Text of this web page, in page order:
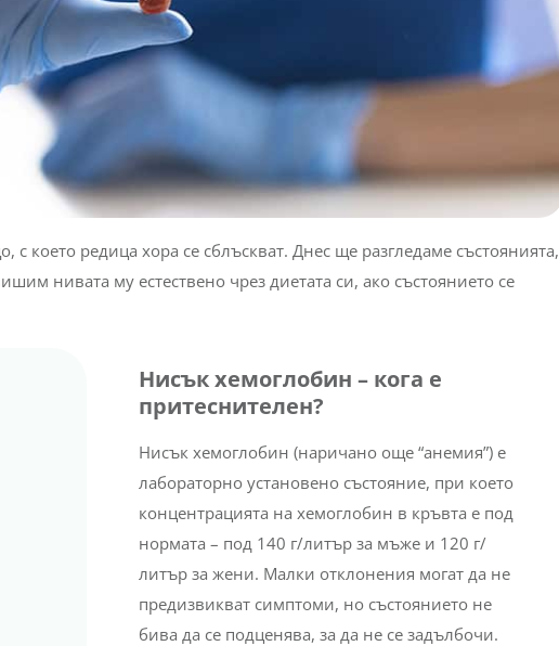
което редица хора се сблъскват. Днес ще разгледаме състоянията,
нивата му естествено чрез диетата си, ако състоянието се
Нисък хемоглобин – кога е
притеснителен?
Нисък хемоглобин (наричано още “анемия”) е
лабораторно установено състояние, при което
концентрацията на хемоглобин в кръвта е под
нормата – под 140 г/литър за мъже и 120 г/
литър за жени. Малки отклонения могат да не
предизвикват симптоми, но състоянието не
бива да се подценява, за да не се задълбочи.